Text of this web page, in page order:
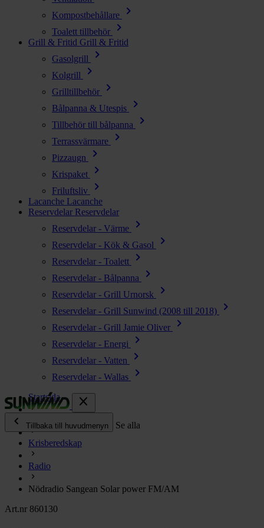
Kompostbehållare chevron_right
Toalett tillbehör chevron_right
Grill & Fritid Grill & Fritid
Gasolgrill
chevron_right
Kolgrill chevron_right
Grilltillbehör chevron_right
Bålpanna & Utespis chevron_right
Tillbehör till bålpanna chevron_right
Terrassvärmare chevron_right
Pizzaugn chevron_right
Krispaket chevron_right
Friluftsliv chevron_right
Lacanche Lacanche
Reservdelar Reservdelar
Reservdelar - Värme
chevron_right
Reservdelar - Kök & Gasol chevron_right
Reservdelar - Toalett chevron_right
Reservdelar - Bålpanna chevron_right
Reservdelar - Grill Urnorsk chevron_right
Reservdelar - Grill Sunwind (2008 till 2018) chevron_right
Reservdelar - Grill Jamie Oliver chevron_right
Reservdelar - Energi chevron_right
Reservdelar - Vatten chevron_right
Reservdelar - Wallas
chevron_right
close
chevron_left
Tillbaka till huvudmenyn Se alla
Energi chevron_right
Kök & Gasol
Värme chevron_right
Vatten chevron_right
Startsida
Krisberedskap
Radio
Nödradio Sangean Solar power FM/AM
Art.nr 860130